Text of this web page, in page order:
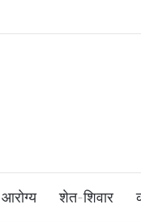
आरोग्य शेत-शिवार